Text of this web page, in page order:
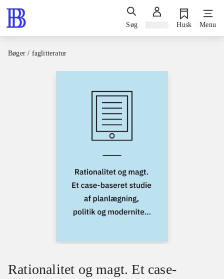
Søg Husk Menu
Bøger / faglitteratur
Rationalitet og magt. Et case-